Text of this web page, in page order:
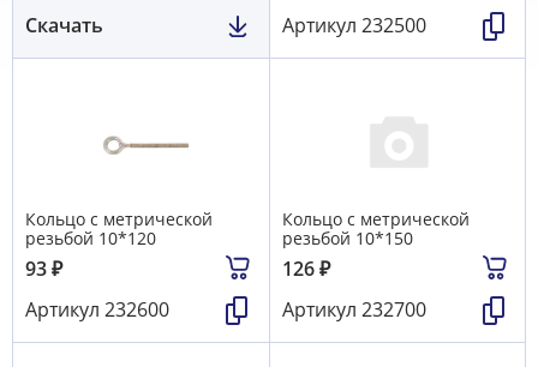
Скачать
Артикул 232500
Кольцо с метрической
резьбой 10*120
93₽
Артикул 232600
Кольцо с метрической
резьбой 10*150
126₽
Артикул 232700